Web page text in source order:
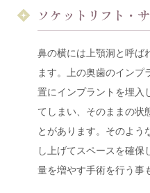
ソケットリフト・
鼻の横には上顎洞と呼ば
ます。上の奥歯のインプ
置にインプラントを埋入
てしまい、そのままの状
とがあります。そのよう
し上げてスペースを確保
量を増やす手術を行う事